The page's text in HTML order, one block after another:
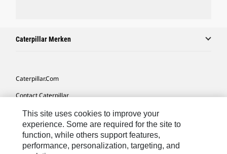
Caterpillar Merken
Caterpillar.com
Contact Caterpillar
Mijn Marketingvoorkeuren
Site Map
Cookie Settings
This site uses cookies to improve your
experience. Some are required for the site to
function, while others support features,
performance, personalization, targeting, and